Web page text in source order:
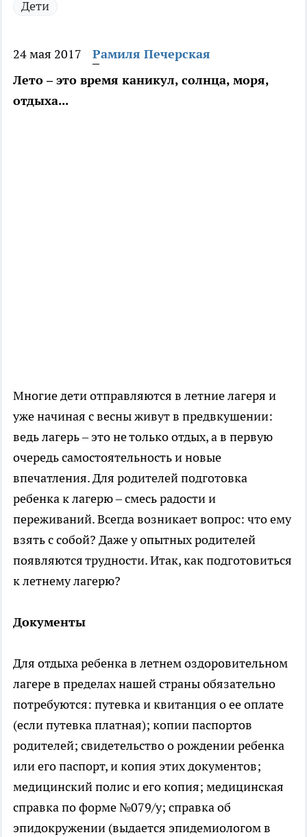
Дети
24 мая 2017
Рамиля Печерская
Лето – это время каникул, солнца, моря,
отдыха...
Многие дети отправляются в летние лагеря и
уже начиная с весны живут в предвкушении:
ведь лагерь – это не только отдых, а в первую
очередь самостоятельность и новые
впечатления. Для родителей подготовка
ребенка к лагерю – смесь радости и
переживаний. Всегда возникает вопрос: что ему
взять с собой? Даже у опытных родителей
появляются трудности. Итак, как подготовиться
к летнему лагерю?
Документы
Для отдыха ребенка в летнем оздоровительном
лагере в пределах нашей страны обязательно
потребуются: путевка и квитанция о ее оплате
(если путевка платная); копии паспортов
родителей; свидетельство о рождении ребенка
или его паспорт, и копия этих документов;
медицинский полис и его копия; медицинская
справка по форме №079/у; справка об
эпидокружении (выдается эпидемиологом в